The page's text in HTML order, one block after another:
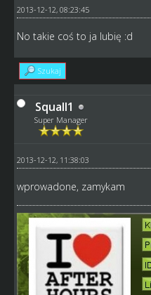
2013-12-12, 08:23:45
No takie coś to ja lubię :d
Szukaj
Squall1
Super Manager
2013-12-12, 11:38:03
wprowadone, zamykam